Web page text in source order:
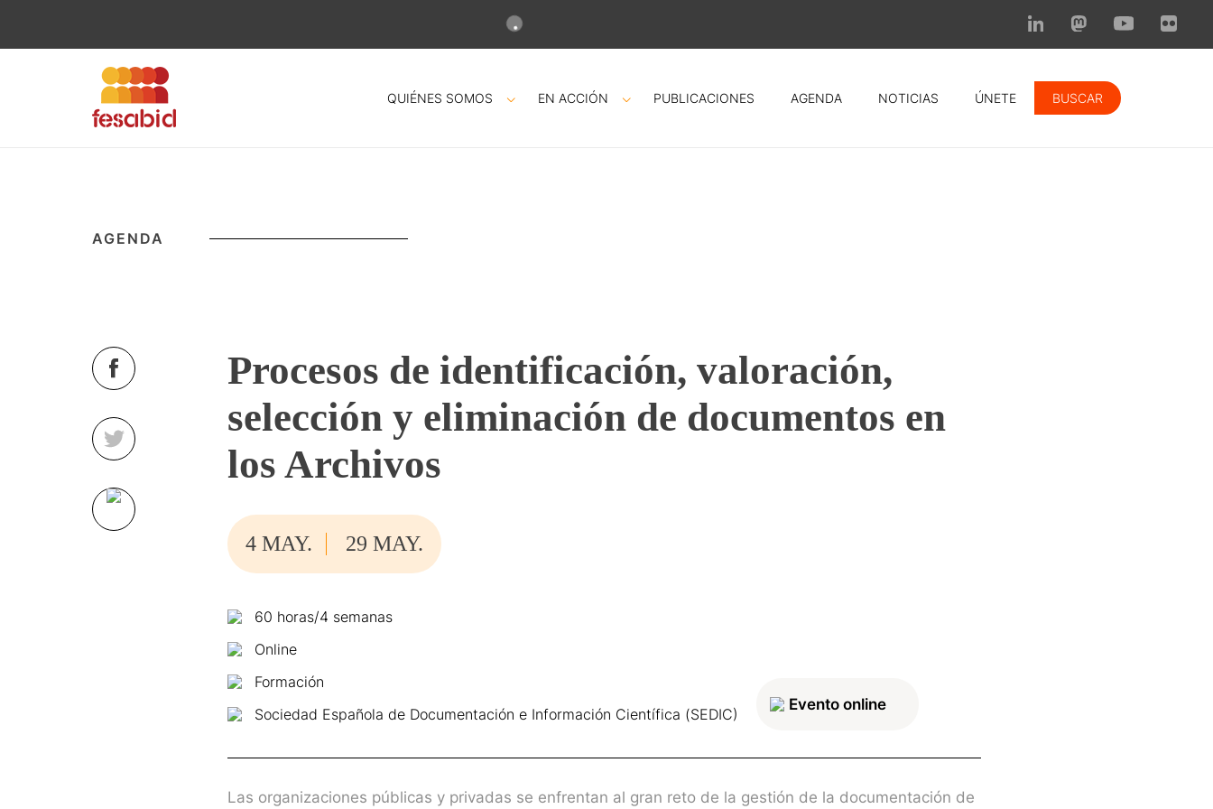
QUIÉNES SOMOS EN ACCIÓN PUBLICACIONES AGENDA NOTICIAS ÚNETE BUSCAR
AGENDA
Procesos de identificación, valoración,
selección y eliminación de documentos en
los Archivos
4 MAY. 29 MAY.
60 horas/4 semanas
Online
Formación
Sociedad Española de Documentación e Información Científica (SEDIC)
Evento online
Las organizaciones públicas y privadas se enfrentan al gran reto de la gestión de la documentación de